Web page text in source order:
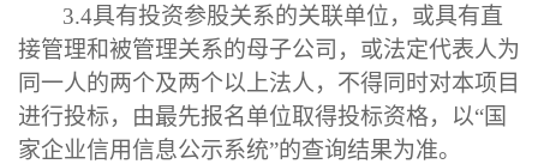
3.4具有投资参股关系的关联单位，或具有直
接管理和被管理关系的母子公司，或法定代表人为
同一人的两个及两个以上法人，不得同时对本项目
进行投标，由最先报名单位取得投标资格，以“国
家企业信用信息公示系统”的查询结果为准。